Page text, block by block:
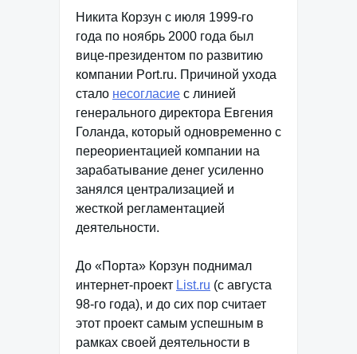
Никита Корзун с июля 1999-го
года по ноябрь 2000 года был
вице-президентом по развитию
компании Port.ru. Причиной ухода
стало несогласие с линией
генерального директора Евгения
Голанда, который одновременно с
переориентацией компании на
зарабатывание денег усиленно
занялся централизацией и
жесткой регламентацией
деятельности.
До «Порта» Корзун поднимал
интернет-проект List.ru (с августа
98-го года), и до сих пор считает
этот проект самым успешным в
рамках своей деятельности в